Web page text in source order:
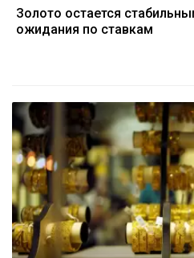
Золото остается
ожидания по ставкам